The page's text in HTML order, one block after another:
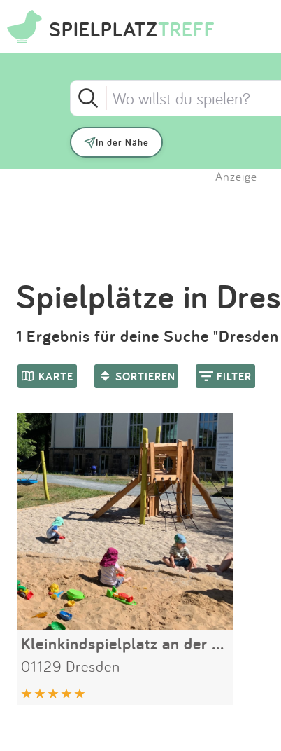
SPIELPLATZTREFF
In der Nähe
Anzeige
Spielplätze in
1 Ergebnis für deine Suche
KARTE SORTIEREN FILTER
Kleinkindspielplatz an der Weinbergskirche
01129 Dresden